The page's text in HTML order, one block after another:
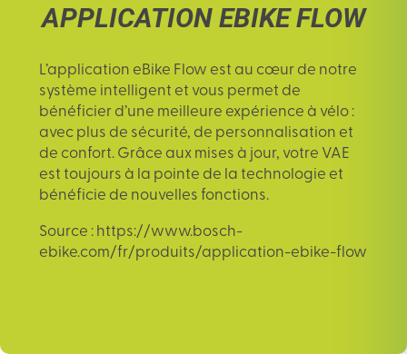
APPLICATION EBIKE FLOW
L’application eBike Flow est au cœur de notre
système intelligent et vous permet de
bénéficier d’une meilleure expérience à vélo :
avec plus de sécurité, de personnalisation et
de confort. Grâce aux mises à jour, votre VAE
est toujours à la pointe de la technologie et
bénéficie de nouvelles fonctions.
Source : https://www.bosch-
ebike.com/fr/produits/application-ebike-flow